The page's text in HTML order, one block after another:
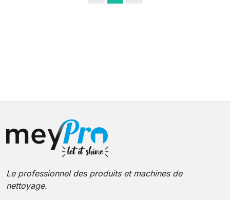
Le professionnel des produits et machines de
nettoyage.